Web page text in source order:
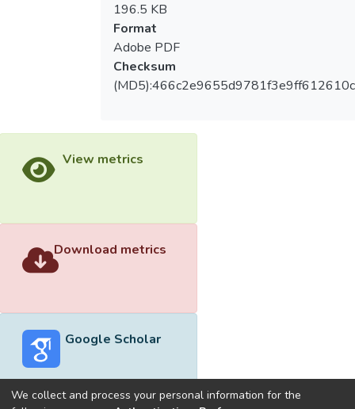
196.5 KB
Format
Adobe PDF
Checksum
View metrics
Download metrics
Google Scholar
We collect and process your personal information for the